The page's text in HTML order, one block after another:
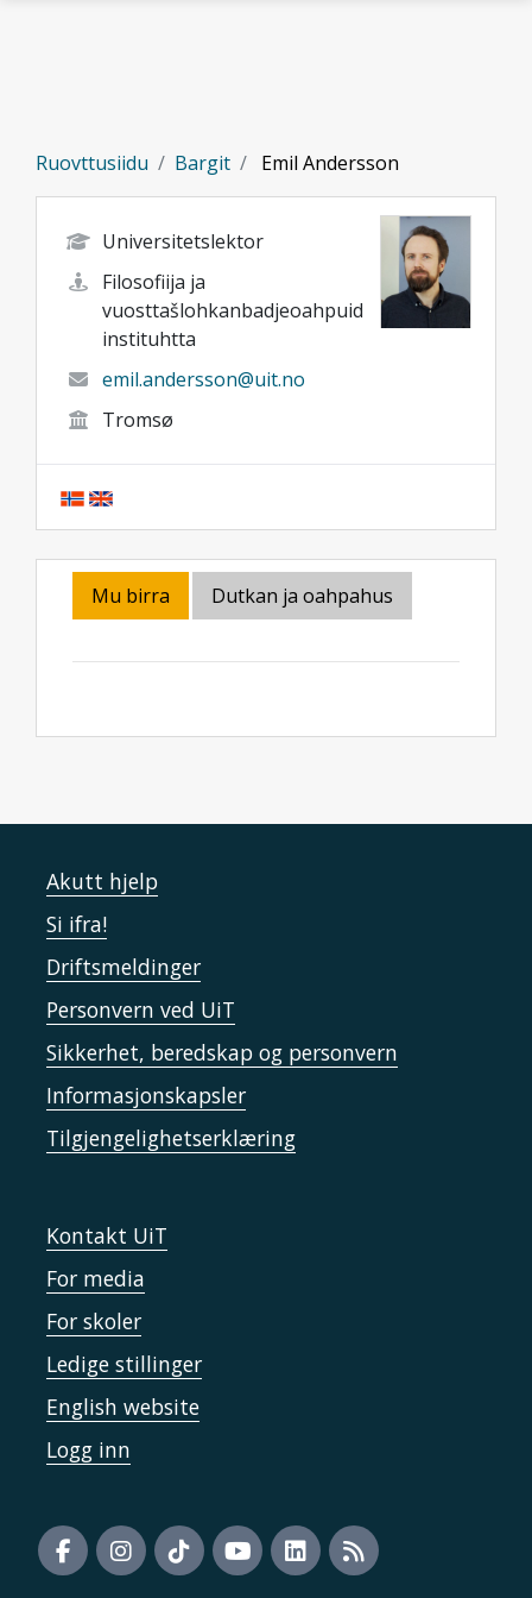
Ruovttusiidu Bargit Emil Andersson
Universitetslektor
Filosofiija ja
vuosttašlohkanbadjeoahpuid
instituhtta
emil.andersson@uit.no
Tromsø
Mu birra Dutkan ja oahpahus
Akutt hjelp
Si ifra!
Driftsmeldinger
Personvern ved UiT
Sikkerhet, beredskap og personvern
Informasjonskapsler
Tilgjengelighetserklæring
Kontakt UiT
For media
For skoler
Ledige stillinger
English website
Logg inn